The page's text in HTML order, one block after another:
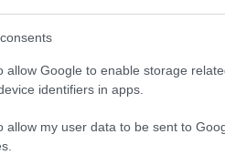
allow Google to enable storage
identifiers in apps.
allow my user data to be sent to
attesi dagli
Campagna 4 è composto